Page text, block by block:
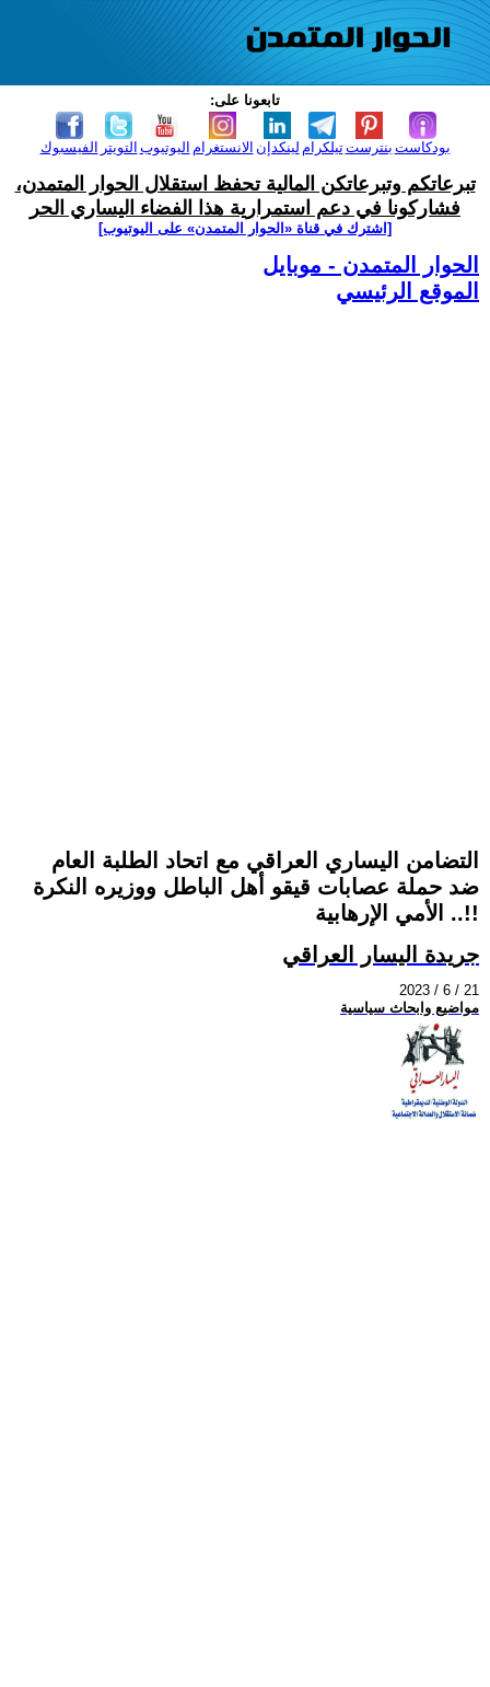
تابعونا على:
الفيسبوك التويتر اليوتيوب الانستغرام لينكدإن تيلكرامبنترست بودكاست
تبرعاتكم وتبرعاتكن المالية تحفظ استقلال الحوار المتمدن،
فشاركونا في دعم استمرارية هذا الفضاء اليساري الحر
[اشترك في قناة ‫«الحوار المتمدن» على اليوتيوب]
الحوار المتمدن - موبايل
الموقع الرئيسي
التضامن اليساري العراقي مع اتحاد الطلبة العام
ضد حملة عصابات قيقو أهل الباطل ووزيره النكرة
الأمي الإرهابية ..!!
جريدة اليسار العراقي
2023 / 6 / 21
مواضيع وابحاث سياسية